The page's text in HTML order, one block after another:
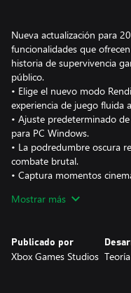
Nueva actualización para
funcionalidades que
historia de supervivencia
público.
• Elige el nuevo modo
experiencia de juego fluida
• Ajuste predeterminado
para PC Windows.
• La podredumbre oscura
combate brutal.
• Captura momentos
• Escucha cómo Ninja
Mostrar más
Publicado por
Xbox Games Studios